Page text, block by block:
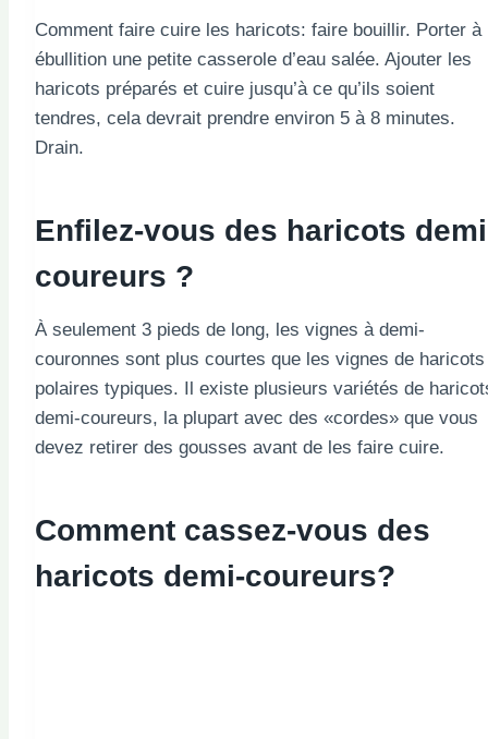
Comment faire cuire les haricots: faire bouillir. Porter à
ébullition une petite casserole d’eau salée. Ajouter les
haricots préparés et cuire jusqu’à ce qu’ils soient
tendres, cela devrait prendre environ 5 à 8 minutes.
Drain.
Enfilez-vous des haricots
coureurs ?
À seulement 3 pieds de long, les vignes à demi-
couronnes sont plus courtes que les vignes de haricots
polaires typiques. Il existe plusieurs variétés de
demi-coureurs, la plupart avec des «cordes» que vous
devez retirer des gousses avant de les faire cuire.
Comment cassez-vous des
haricots demi-coureurs?